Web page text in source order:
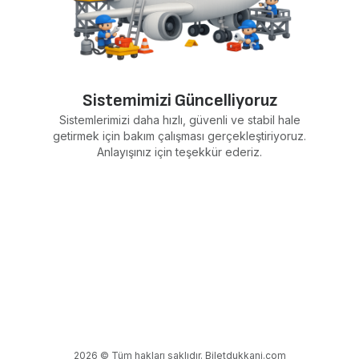
Sistemimizi Güncelliyoruz
Sistemlerimizi daha hızlı, güvenli ve stabil hale
getirmek için bakım çalışması gerçekleştiriyoruz.
Anlayışınız için teşekkür ederiz.
2026 © Tüm hakları saklıdır. Biletdukkani.com